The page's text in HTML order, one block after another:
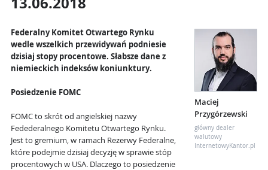
Maciej
Przygórzewski
główny dealer
walutowy
InternetowyKantor.pl
Federalny Komitet Otwartego Rynku
wedle wszelkich przewidywań podniesie
dzisiaj stopy procentowe. Słabsze dane z
niemieckich indeksów koniunktury.
Posiedzenie FOMC
FOMC to skrót od angielskiej nazwy
Fedederalnego Komitetu Otwartego Rynku.
Jest to gremium, w ramach Rezerwy Federalne,
które podejmie dzisiaj decyzję w sprawie stóp
procentowych w USA. Dlaczego to posiedzenie